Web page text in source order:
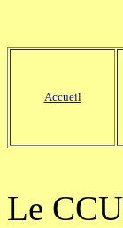
Accueil
Le